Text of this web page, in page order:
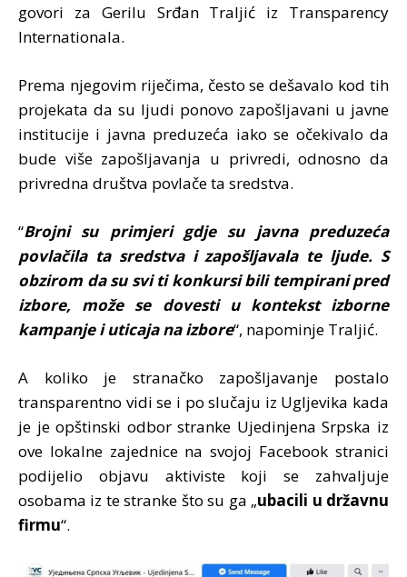
govori za Gerilu Srđan Traljić iz Transparency
Internationala.
Prema njegovim riječima, često se dešavalo kod tih
projekata da su ljudi ponovo zapošljavani u javne
institucije i javna preduzeća iako se očekivalo da
bude više zapošljavanja u privredi, odnosno da
privredna društva povlače ta sredstva.
“Brojni su primjeri gdje su javna preduzeća
povlačila ta sredstva i zapošljavala te ljude. S
obzirom da su svi ti konkursi bili tempirani pred
izbore, može se dovesti u kontekst izborne
kampanje i uticaja na izbore“, napominje Traljić.
A koliko je stranačko zapošljavanje postalo
transparentno vidi se i po slučaju iz Ugljevika kada
je je opštinski odbor stranke Ujedinjena Srpska iz
ove lokalne zajednice na svojoj Facebook stranici
podijelio objavu aktiviste koji se zahvaljuje
osobama iz te stranke što su ga „ubacili u državnu
firmu“.